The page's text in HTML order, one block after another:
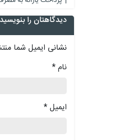
دیدگاهتان را بنویسید
نشانی ایمیل شما
نام*
ایمیل*